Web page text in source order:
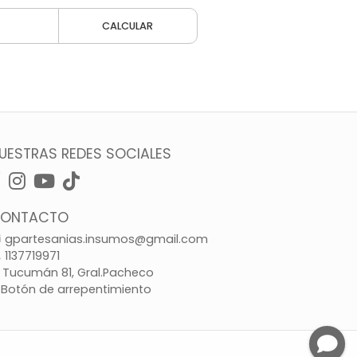
CALCULAR
REDES SOCIALES
gpartesanias.insumos@gmail.com
1137719971
Tucumán 81, Gral.Pacheco
de arrepentimiento